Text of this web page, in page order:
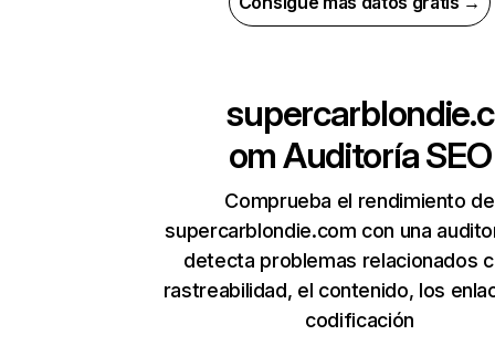
supercarblondie.c
omAuditoría SEO
Comprueba el rendimiento de
supercarblondie.com con una
detecta problemas relacionados
rastreabilidad, el contenido, los
codificación